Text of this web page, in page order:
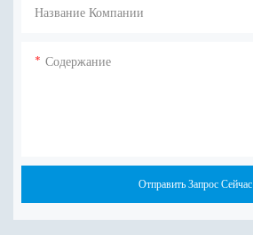
Название Компании
Содержание
Отправить Запрос Сейчас